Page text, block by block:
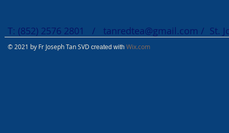
T: (852) 2576 2801 / tanredtea@gmail.com / St.
© 2021 by Fr Joseph Tan SVD created with Wix.com